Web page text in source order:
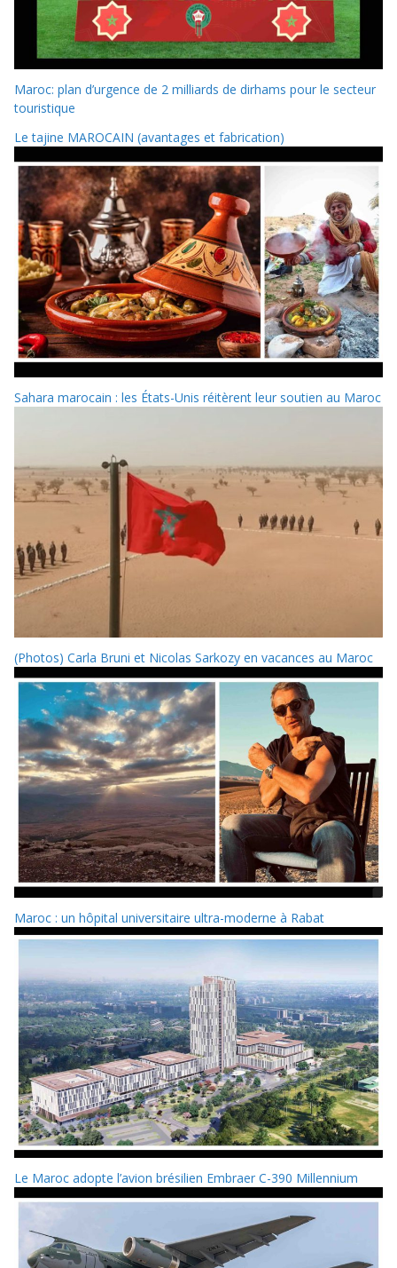
Maroc: plan d’urgence de 2 milliards de dirhams pour le secteur
touristique
Le tajine MAROCAIN (avantages et fabrication)
Sahara marocain : les États-Unis réitèrent leur soutien au Maroc
(Photos) Carla Bruni et Nicolas Sarkozy en vacances au Maroc
Maroc : un hôpital universitaire ultra-moderne à Rabat
Le Maroc adopte l’avion brésilien Embraer C-390 Millennium